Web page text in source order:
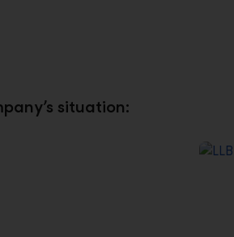
situation: